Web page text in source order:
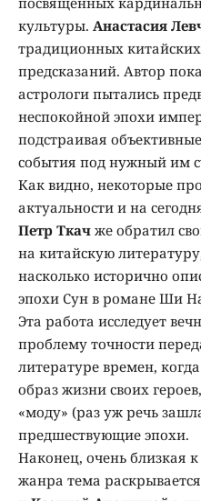
культуры. Анастасия
традиционных
предсказаний. Автор
астрологи пытались
неспокойной эпохи
подстраивая
события под нужный им
Как видно, некоторые
актуальности и на
Петр Ткач же обратил
на китайскую
насколько исторично
эпохи Сун в романе Ши
Эта работа исследует
проблему точности
литературе времен,
образ жизни своих
«моду» (раз уж речь
предшествующие эпохи.
Наконец, очень близкая
жанра тема раскрывается